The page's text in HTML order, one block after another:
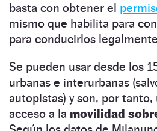
basta con obtener el
mismo que habilita para
para conducirlos
Se pueden usar desde los
urbanas e interurbanas
autopistas) y son, por tanto,
acceso a la movilidad